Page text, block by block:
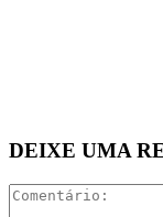
DEIXE UMA